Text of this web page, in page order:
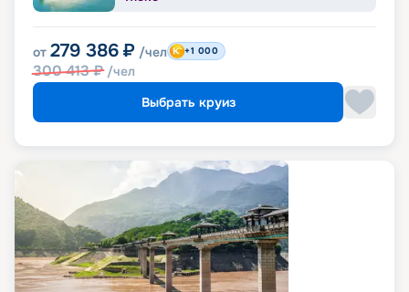
от 279 386 ₽ /чел
300 413₽ /чел
+1 000
Выбрать круиз